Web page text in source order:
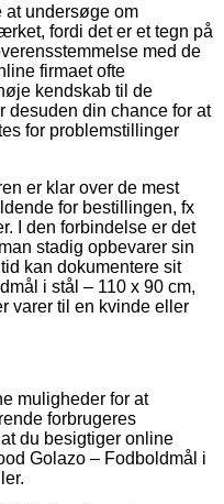
undersøge om
fordi det er et tegn på
med de
firmaet ofte
kendskab til de
desuden din chance for at
for problemstillinger
er klar over de mest
for bestillingen, fx
I den forbindelse er det
stadig opbevarer sin
kan dokumentere sit
i stål – 110 x 90 cm,
varer til en kvinde eller
muligheder for at
forbrugeres
du besigtiger online
Golazo – Fodboldmål i